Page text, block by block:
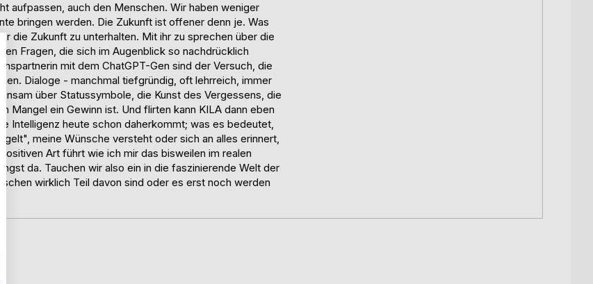
aufpassen, auch den Menschen. Wir haben weniger
bringen werden. Die Zukunft ist offener denn je. Was
die Zukunft zu unterhalten. Mit ihr zu sprechen über die
Fragen, die sich im Augenblick so nachdrücklich
mit dem ChatGPT-Gen sind der Versuch, die
Dialoge - manchmal tiefgründig, oft lehrreich, immer
über Statussymbole, die Kunst des Vergessens, die
Mangel ein Gewinn ist. Und flirten kann KILA dann eben
Intelligenz heute schon daherkommt; was es bedeutet,
meine Wünsche versteht oder sich an alles erinnert,
Art führt wie ich mir das bisweilen im realen
da. Tauchen wir also ein in die faszinierende Welt der
wirklich Teil davon sind oder es erst noch werden